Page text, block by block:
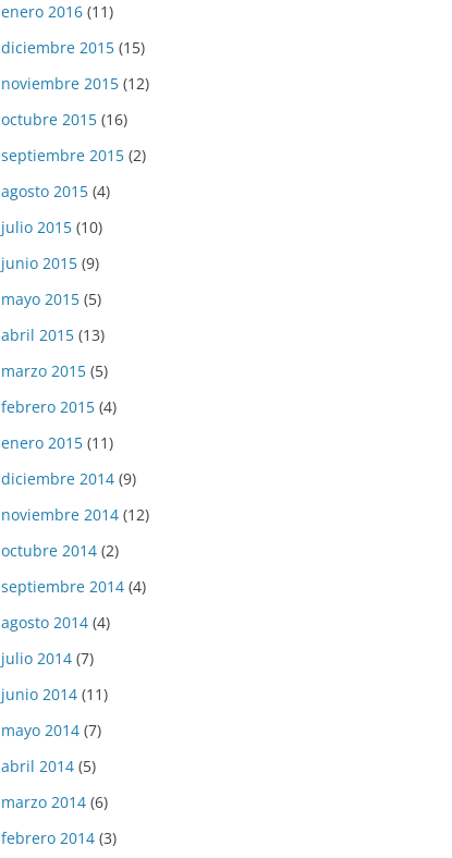
enero 2016 (11)
diciembre 2015 (15)
noviembre 2015 (12)
octubre 2015 (16)
septiembre 2015 (2)
agosto 2015 (4)
julio 2015 (10)
junio 2015 (9)
mayo 2015 (5)
abril 2015 (13)
marzo 2015 (5)
febrero 2015 (4)
enero 2015 (11)
diciembre 2014 (9)
noviembre 2014 (12)
octubre 2014 (2)
septiembre 2014 (4)
agosto 2014 (4)
julio 2014 (7)
junio 2014 (11)
mayo 2014 (7)
abril 2014 (5)
marzo 2014 (6)
febrero 2014 (3)